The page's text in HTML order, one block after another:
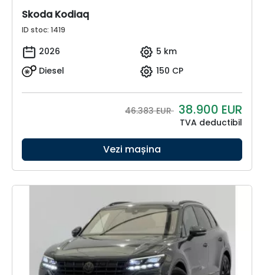
Skoda Kodiaq
ID stoc: 1419
2026
5 km
Diesel
150 CP
46.383 EUR 38.900 EUR
TVA deductibil
Vezi mașina